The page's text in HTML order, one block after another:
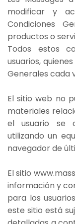
modificar y
Condiciones
productos o
Todos estos
usuarios,
Generales cada
El sitio web no
materiales
el usuario se
utilizando un
navegador de
El sitio
información y
para los
este sitio está